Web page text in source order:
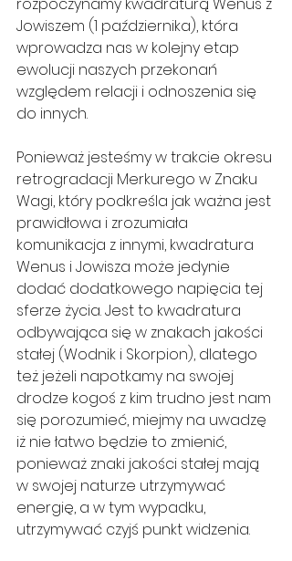
Jowiszem (1 października), która
wprowadza nas w kolejny etap
ewolucji naszych przekonań
względem relacji i odnoszenia się
do innych.
Ponieważ jesteśmy w trakcie okresu
retrogradacji Merkurego w Znaku
Wagi, który podkreśla jak ważna jest
prawidłowa i zrozumiała
komunikacja z innymi, kwadratura
Wenus i Jowisza może jedynie
dodać dodatkowego napięcia tej
sferze życia. Jest to kwadratura
odbywająca się w znakach jakości
stałej (Wodnik i Skorpion), dlatego
też jeżeli napotkamy na swojej
drodze kogoś z kim trudno jest nam
się porozumieć, miejmy na uwadzę
iż nie łatwo będzie to zmienić,
ponieważ znaki jakości stałej mają
w swojej naturze utrzymywać
energię, a w tym wypadku,
utrzymywać czyjś punkt widzenia.